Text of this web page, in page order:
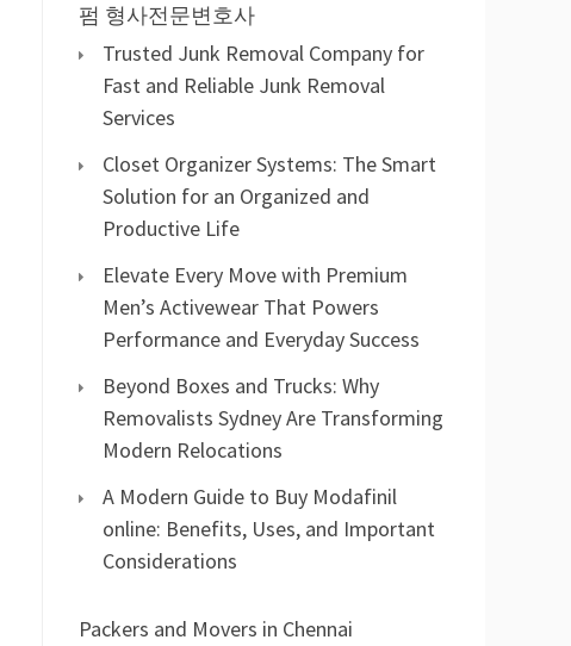
펌 형사전문변호사
Trusted Junk Removal Company for
Fast and Reliable Junk Removal
Services
Closet Organizer Systems: The Smart
Solution for an Organized and
Productive Life
Elevate Every Move with Premium
Men’s Activewear That Powers
Performance and Everyday Success
Beyond Boxes and Trucks: Why
Removalists Sydney Are Transforming
Modern Relocations
A Modern Guide to Buy Modafinil
online: Benefits, Uses, and Important
Considerations
Packers and Movers in Chennai